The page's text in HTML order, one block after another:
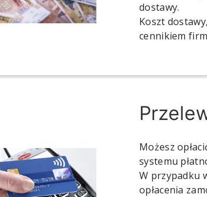
dostawy.
Koszt
cennikiem
Możesz
systemu
W przypadku
opłacenia